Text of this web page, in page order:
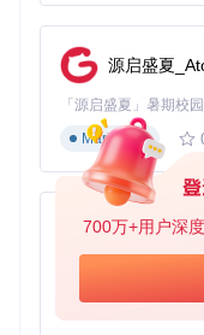
700万+用户深
于用同样的网络套餐
体验改善：从繁琐到
直观的用户界面、简
程从繁琐变得轻松。
自动完成所有后续步
图3：1fichier-dl浅色
控制按钮
实践指南：双模
源启盛夏
Markdown
py-xiaozhi
Python
0